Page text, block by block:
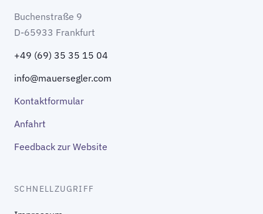
Buchenstraße 9
D-65933 Frankfurt
+49 (69) 35 35 15 04
info@mauersegler.com
Kontaktformular
Anfahrt
Feedback zur Website
SCHNELLZUGRIFF